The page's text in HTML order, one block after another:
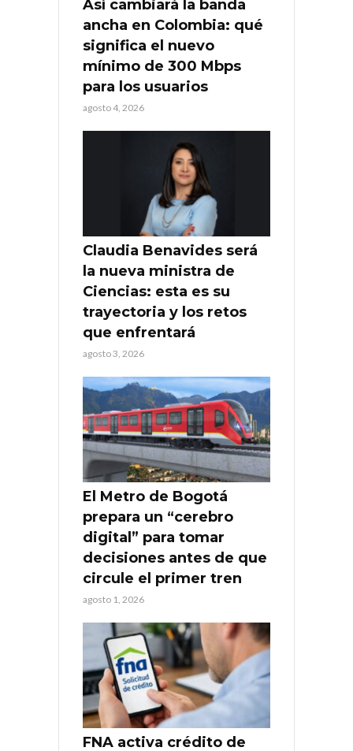
Así cambiará la banda
ancha en Colombia: qué
significa el nuevo
mínimo de 300 Mbps
para los usuarios
agosto 4, 2026
Claudia Benavides será
la nueva ministra de
Ciencias: esta es su
trayectoria y los retos
que enfrentará
agosto 3, 2026
El Metro de Bogotá
prepara un “cerebro
digital” para tomar
decisiones antes de que
circule el primer tren
agosto 1, 2026
FNA activa crédito de